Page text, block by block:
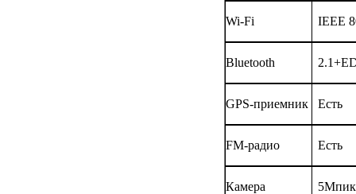
Wi-Fi IEEE
Bluetooth
GPS-приемник Есть
FM-радио Есть
Камера 5